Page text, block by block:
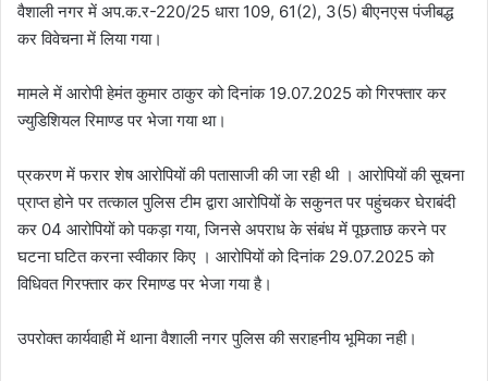
वैशाली नगर में अप.क.र-220/25 धारा 109, 61(2), 3(5) बीएनएस पंजीबद्ध
कर विवेचना में लिया गया।
मामले में आरोपी हेमंत कुमार ठाकुर को दिनांक 19.07.2025 को गिरफ्तार कर
ज्युडिशियल रिमाण्ड पर भेजा गया था।
प्रकरण में फरार शेष आरोपियों की पतासाजी की जा रही थी । आरोपियों की सूचना
प्राप्त होने पर तत्काल पुलिस टीम द्वारा आरोपियों के सकुनत पर पहुंचकर घेराबंदी
कर 04 आरोपियों को पकड़ा गया, जिनसे अपराध के संबंध में पूछताछ करने पर
घटना घटित करना स्वीकार किए । आरोपियों को दिनांक 29.07.2025 को
विधिवत गिरफ्तार कर रिमाण्ड पर भेजा गया है।
उपरोक्त कार्यवाही में थाना वैशाली नगर पुलिस की सराहनीय भूमिका नही।